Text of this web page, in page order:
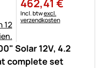
Solar 12V, 4.2
complete set
462,41 €
Belastinginformatie:
Incl. btwexcl.
verzendkosten